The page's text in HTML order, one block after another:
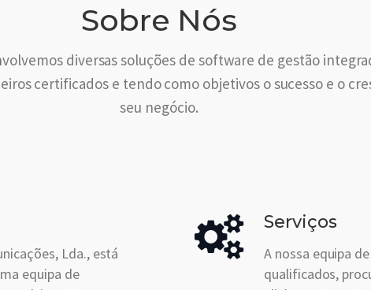
Sobre Nós
diversas soluções de software de gestão
certificados e tendo como objetivos o sucesso e o
seu negócio.
Lda., está
equipa de
Serviços
A nossa equipa
qualificados,